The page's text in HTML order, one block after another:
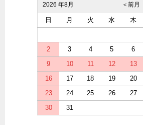
2026 年8月 ＜前月
日 月 火 水 木
2
3 4 5 6
9
10 11 12 13
16
17 18 19 20
23
24 25 26 27
30
31